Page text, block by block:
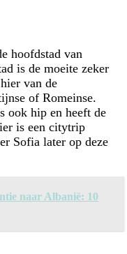
hoofdstad van
is de moeite zeker
van de
of Romeinse.
ook hip en heeft de
is een citytrip
Sofia later op deze
naar Albanië: 10